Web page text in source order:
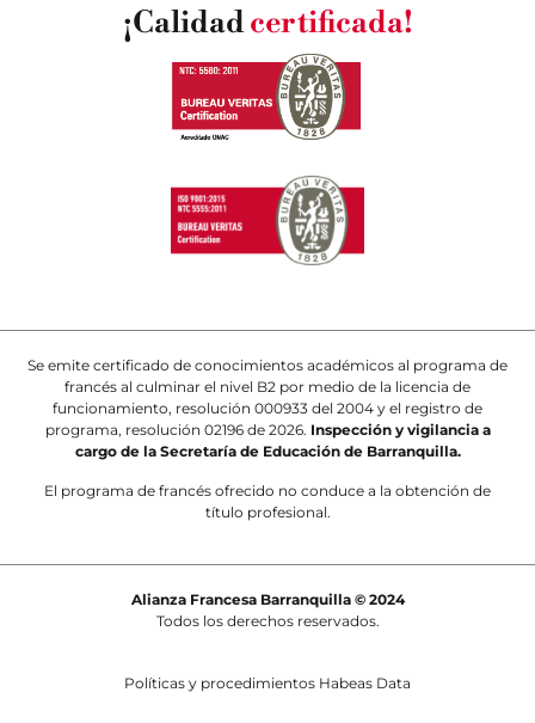
¡Calidadcertificada!
Se emite certificado de conocimientos académicos al programa de
francés al culminar el nivel B2 por medio de la licencia de
funcionamiento, resolución 000933 del 2004 y el registro de
programa, resolución 02196 de 2026. Inspección y vigilancia a
cargo de la Secretaría de Educación de Barranquilla.
El programa de francés ofrecido no conduce a la obtención de
título profesional.
Alianza Francesa Barranquilla © 2024
Todos los derechos reservados.
Políticas y procedimientos Habeas Data